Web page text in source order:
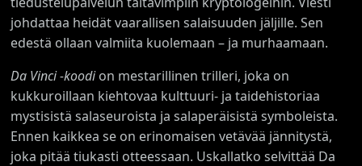
johdattaa heidät vaarallisen salaisuuden jäljille. Sen
edestä ollaan valmiita kuolemaan – ja murhaamaan.
Da Vinci -koodion mestarillinen trilleri, joka on
kukkuroillaan kiehtovaa kulttuuri- ja taidehistoriaa
mystisistä salaseuroista ja salaperäisistä symboleista.
Ennen kaikkea se on erinomaisen vetävää jännitystä,
joka pitää tiukasti otteessaan. Uskallatko selvittää Da